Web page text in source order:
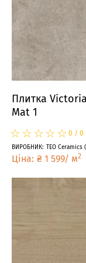
Плитка
Mat 1
☆
★☆
★☆
★☆
★☆
★ 0 / 0
ВИРОБНИК: TEO Ceramics (
Ціна: ₴ 1 599/ м2